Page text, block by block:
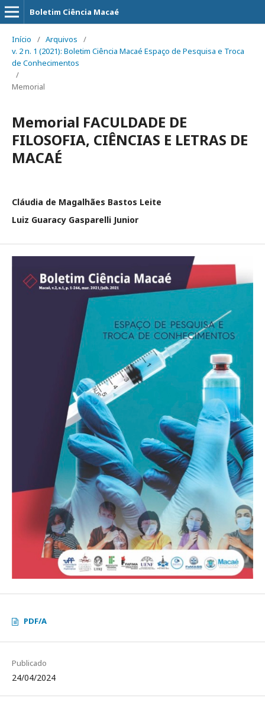
Boletim Ciência Macaé
Início / Arquivos
/
v. 2 n. 1 (2021): Boletim Ciência Macaé Espaço de Pesquisa e Troca
de Conhecimentos
/
Memorial
Memorial FACULDADE DE
FILOSOFIA, CIÊNCIAS E LETRAS DE
MACAÉ
Cláudia de Magalhães Bastos Leite
Luiz Guaracy Gasparelli Junior
PDF/A
Publicado
24/04/2024